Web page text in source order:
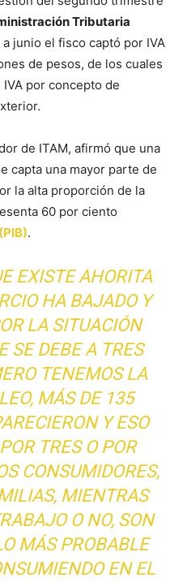
Tributaria
junio el fisco captó por IVA
de pesos, de los cuales
por concepto de
de ITAM, afirmó que una
capta una mayor parte de
la alta proporción de la
60 por ciento
.
EXISTE AHORITA
HA BAJADO Y
LA SITUACIÓN
SE DEBE A TRES
TENEMOS LA
MÁS DE 135
Y ESO
TRES O POR
CONSUMIDORES,
MIENTRAS
O NO, SON
MÁS PROBABLE
EN EL